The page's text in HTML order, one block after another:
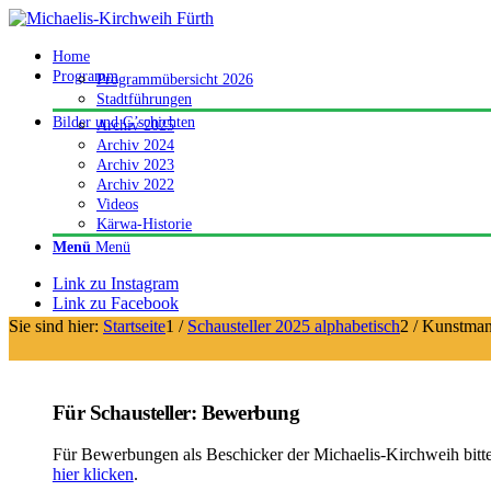
Home
ProgrammProgrammübersicht 2026
Stadtführungen
Bilder und G’schichten
Archiv 2025
Archiv 2024
Archiv 2023
Archiv 2022
Videos
Kärwa-Historie
Menü Menü
Link zu Instagram
Link zu Facebook
Sie sind hier: Startseite1 / Schausteller 2025 alphabetisch2 /
Für Schausteller: Bewerbung
Für Bewerbungen als Beschicker der Michaelis-Kirchweih
hier klicken.